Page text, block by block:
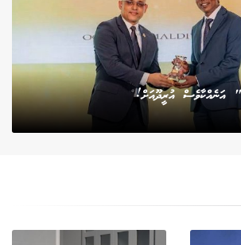
އަނެއްކާވެސް އުރީދޫއަށް!